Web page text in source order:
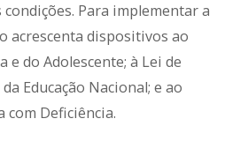
Para implementar a
acrescenta dispositivos ao
e do Adolescente; à Lei de
Educação Nacional; e ao
com Deficiência.